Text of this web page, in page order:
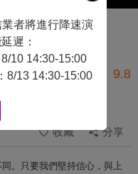
9.8
收藏
分享
。只要我們堅持信心，與上
者將進行降速演
延遲：
15:00
15:00